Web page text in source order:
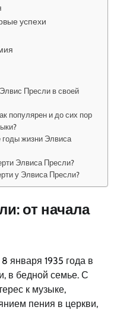
успехи
Пресли в своей
популярен и до сих пор
жизни Элвиса
Элвиса Пресли?
у Элвиса Пресли?
от начала
января 1935 года в
в бедной семье. С
к музыке,
пения в церкви,